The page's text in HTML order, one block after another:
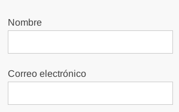
Nombre
Correo electrónico